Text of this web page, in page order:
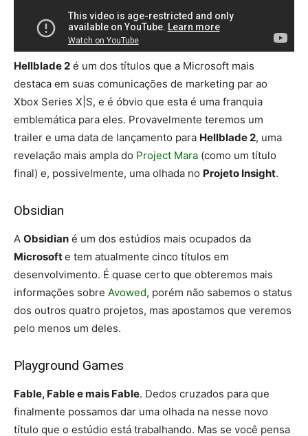
Hellblade 2 é um dos títulos que a Microsoft mais
destaca em suas comunicações de marketing par ao
Xbox Series X|S, e é óbvio que esta é uma franquia
emblemática para eles. Provavelmente teremos um
trailer e uma data de lançamento para Hellblade 2, uma
revelação mais ampla do Project Mara (como um título
final) e, possivelmente, uma olhada no Projeto Insight.
Obsidian
A Obsidian é um dos estúdios mais ocupados da
Microsofte tem atualmente cinco títulos em
desenvolvimento. É quase certo que obteremos mais
informações sobre Avowed, porém não sabemos o status
dos outros quatro projetos, mas apostamos que veremos
pelo menos um deles.
Playground Games
Fable, Fable e mais Fable. Dedos cruzados para que
finalmente possamos dar uma olhada na nesse novo
título que o estúdio está trabalhando. Mas se você pensa